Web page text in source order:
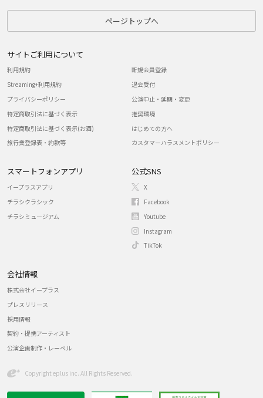
ページトップへ
サイトご利用について
利用規約
Streaming+利用規約
プライバシーポリシー
特定商取引法に基づく表示
特定商取引法に基づく表示(お酒)
旅行業登録表・約款等
新規会員登録
退会受付
公演中止・延期・変更
推奨環境
はじめての方へ
カスタマーハラスメントポリシー
スマートフォンアプリ
イープラスアプリ
チラシクラシック
チラシミュージアム
公式SNS
X
Facebook
Youtube
Instagram
TikTok
会社情報
株式会社イープラス
プレスリリース
採用情報
契約・提携アーティスト
公演企画制作・レーベル
Copyright eplus inc. All Rights Reserved.